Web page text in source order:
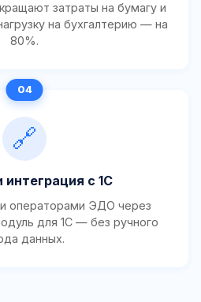
затраты на бумагу и
на бухгалтерию — на
80%.
🔗
интеграция с 1С
операторами ЭДО через
для 1С — без ручного
данных.